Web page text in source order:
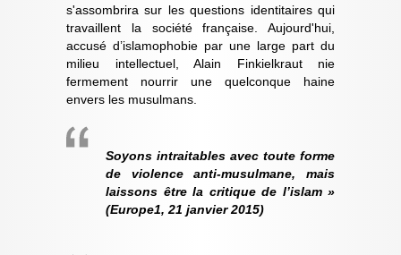
s'assombrira sur les questions identitaires qui
travaillent la société française. Aujourd'hui,
accusé d’islamophobie par une large part du
milieu intellectuel, Alain Finkielkraut nie
fermement nourrir une quelconque haine
envers les musulmans.
Soyons intraitables avec toute forme
de violence anti-musulmane, mais
laissons être la critique de l’islam »
(Europe1, 21 janvier 2015)